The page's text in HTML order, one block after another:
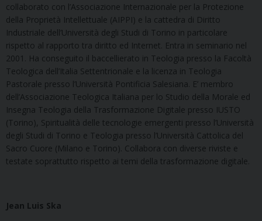
collaborato con l’Associazione Internazionale per la Protezione
della Proprietà Intellettuale (AIPPI) e la cattedra di Diritto
Industriale dell’Università degli Studi di Torino in particolare
rispetto al rapporto tra diritto ed Internet. Entra in seminario nel
2001. Ha conseguito il baccellierato in Teologia presso la Facoltà
Teologica dell’Italia Settentrionale e la licenza in Teologia
Pastorale presso l’Università Pontificia Salesiana. E’ membro
dell’Associazione Teologica Italiana per lo Studio della Morale ed
Insegna Teologia della Trasformazione Digitale presso IUSTO
(Torino), Spiritualità delle tecnologie emergenti presso l’Università
degli Studi di Torino e Teologia presso l’Università Cattolica del
Sacro Cuore (Milano e Torino). Collabora con diverse riviste e
testate soprattutto rispetto ai temi della trasformazione digitale.
Jean Luis Ska